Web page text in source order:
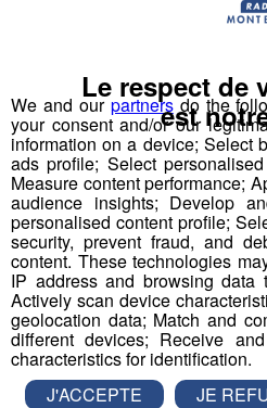
Partager
Conseiller(ère)
équipement
11/
Publié par Romain Bruneau
We and ourpartnersdo the
your consent and/or our
information on a device; Select
ads profile; Select
Measure content performance;
audience insights; Develop
personalised content profile;
security, prevent fraud, and
content. These technologies
IP address and browsing data
Actively scan device
geolocation data; Match and
different devices; Receive
characteristics for identification.
Le respect de
est
J'ACCEPTE JE